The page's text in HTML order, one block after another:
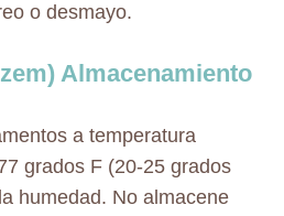
o desmayo.
Almacenamiento
a temperatura
grados F (20-25 grados
humedad. No almacene